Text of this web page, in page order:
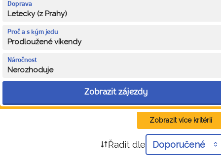
Doprava
Letecky (z Prahy)
Proč a s kým jedu
Prodloužené víkendy
Náročnost
Nerozhoduje
Zobrazit zájezdy
Zobrazit více kritérií
Řadit dle Doporučené